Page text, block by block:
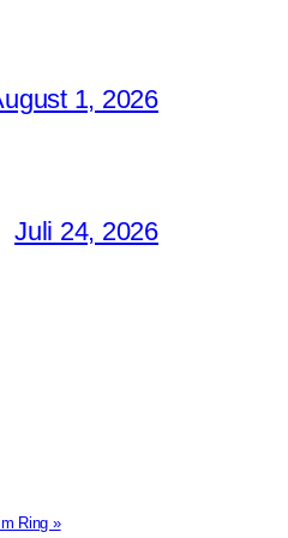
1, 2026
Juli 24, 2026
Ring »